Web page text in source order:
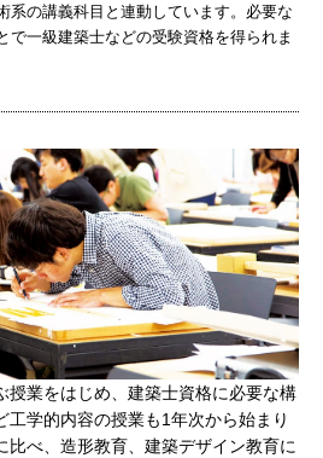
系の講義科目と連動しています。必要な
で一級建築士などの受験資格を得られま
授業をはじめ、建築士資格に必要な構
工学的内容の授業も1年次から始まり
比べ、造形教育、建築デザイン教育に